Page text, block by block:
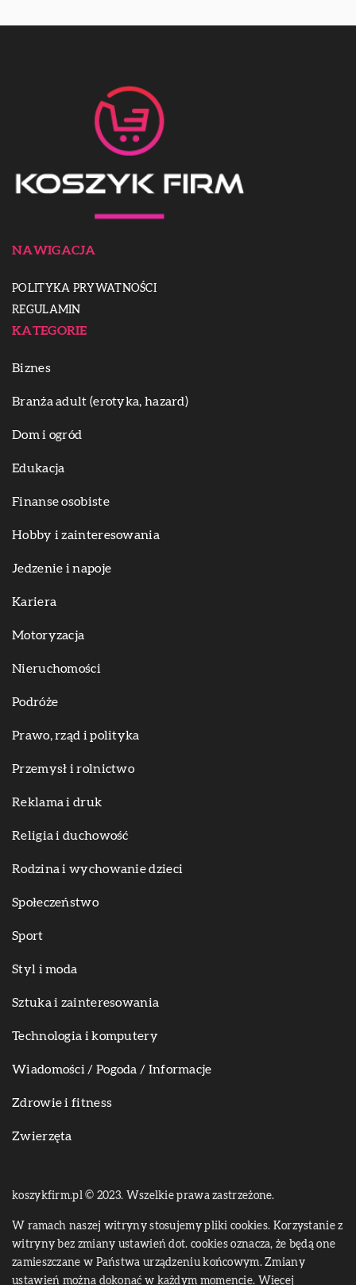
NAWIGACJA
POLITYKA PRYWATNOŚCI
REGULAMIN
KATEGORIE
Biznes
Branża adult (erotyka, hazard)
Dom i ogród
Edukacja
Finanse osobiste
Hobby i zainteresowania
Jedzenie i napoje
Kariera
Motoryzacja
Nieruchomości
Podróże
Prawo, rząd i polityka
Przemysł i rolnictwo
Reklama i druk
Religia i duchowość
Rodzina i wychowanie dzieci
Społeczeństwo
Sport
Styl i moda
Sztuka i zainteresowania
Technologia i komputery
Wiadomości / Pogoda / Informacje
Zdrowie i fitness
Zwierzęta
koszykfirm.pl © 2023. Wszelkie prawa zastrzeżone.
W ramach naszej witryny stosujemy pliki cookies. Korzystanie z
witryny bez zmiany ustawień dot. cookies oznacza, że będą one
zamieszczane w Państwa urządzeniu końcowym. Zmiany
ustawień można dokonać w każdym momencie. Więcej